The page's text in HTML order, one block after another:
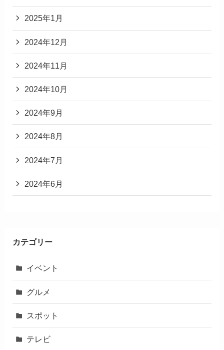
2025年1月
2024年12月
2024年11月
2024年10月
2024年9月
2024年8月
2024年7月
2024年6月
カテゴリー
イベント
グルメ
スポット
テレビ